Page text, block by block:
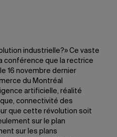
industrielle?» Ce vaste
conférence que la rectrice
16 novembre dernier
du Montréal
artificielle, réalité
connectivité des
que cette révolution soit
sur le plan
sur les plans